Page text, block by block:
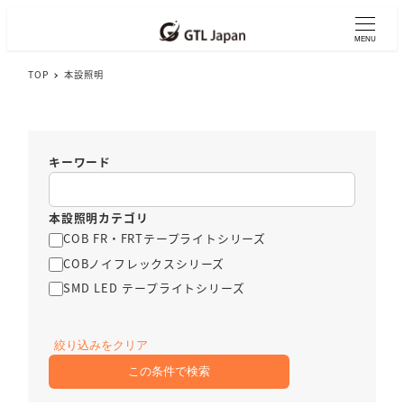
MENU
TOP 本設照明
キーワード
本設照明カテゴリ
COB FR・FRTテープライトシリーズ
COBノイフレックスシリーズ
SMD LED テープライトシリーズ
絞り込みをクリア
この条件で検索